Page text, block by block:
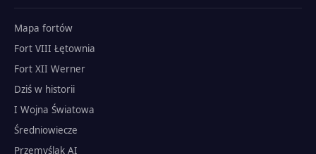
Mapa fortów
Fort VIII Łętownia
Fort XII Werner
Dziś w historii
I Wojna Światowa
Średniowiecze
Przemyślak AI